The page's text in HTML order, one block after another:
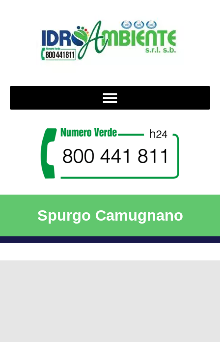
Spurgo Camugnano